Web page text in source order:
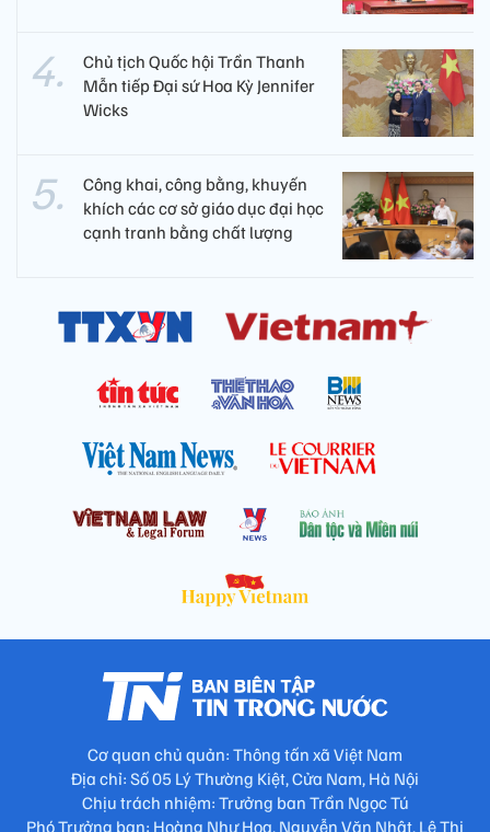
Chủ tịch Quốc hội Trần Thanh
Mẫn tiếp Đại sứ Hoa Kỳ Jennifer
Wicks
Công khai, công bằng, khuyến
khích các cơ sở giáo dục đại học
cạnh tranh bằng chất lượng​
Cơ quan chủ quản: Thông tấn xã Việt Nam
Địa chỉ: Số 05 Lý Thường Kiệt, Cửa Nam, Hà Nội
Chịu trách nhiệm: Trưởng ban Trần Ngọc Tú
Phó Trưởng ban: Hoàng Như Hoa, Nguyễn Văn Nhật, Lê Thị